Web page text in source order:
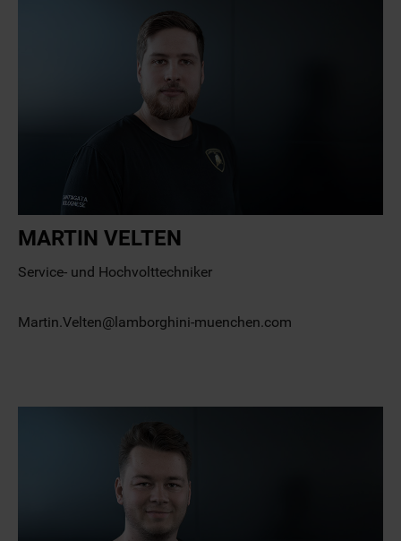
MARTIN VELTEN
Service- und Hochvolttechniker
Martin.Velten@lamborghini-muenchen.com